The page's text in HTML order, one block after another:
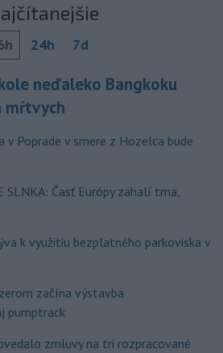
24h 7d
neďaleko Bangkoku
mŕtvych
v Poprade v smere z Hozelca bude
SLNKA: Časť Európy zahalí tma,
k využitiu bezplatného parkoviska v
začína výstavba
pumptrack
zmluvy na tri rozpracované